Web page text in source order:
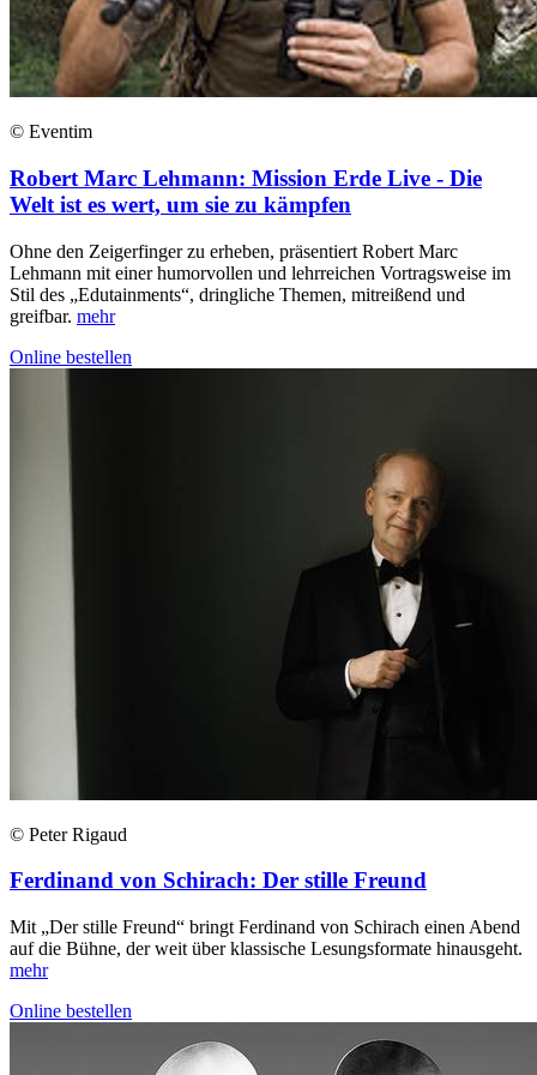
© Eventim
Robert Marc Lehmann: Mission Erde Live - Die
Welt ist es wert, um sie zu kämpfen
Ohne den Zeigerfinger zu erheben, präsentiert Robert Marc
Lehmann mit einer humorvollen und lehrreichen Vortragsweise im
Stil des „Edutainments“, dringliche Themen, mitreißend und
greifbar. mehr
Online bestellen
© Peter Rigaud
Ferdinand von Schirach: Der stille Freund
Mit „Der stille Freund“ bringt Ferdinand von Schirach einen Abend
auf die Bühne, der weit über klassische Lesungsformate hinausgeht.
mehr
Online bestellen